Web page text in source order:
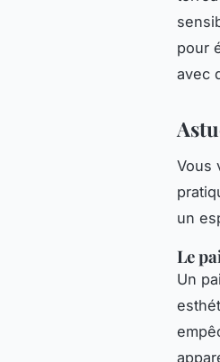
pour
avec
Vous
un
Le
Un